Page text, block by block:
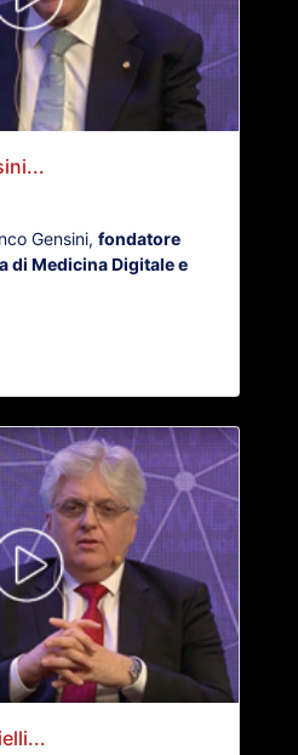
Gensini, fondatore
di Medicina Digitale e